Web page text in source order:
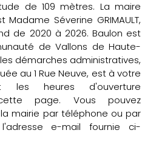
de 109 mètres. La maire
Séverine GRIMAULT,
de 2020 à 2026. Baulon est
de Vallons de Haute-
démarches administratives,
au 1 Rue Neuve, est à votre
les heures d'ouverture
page. Vous pouvez
mairie par téléphone ou par
e-mail fournie ci-